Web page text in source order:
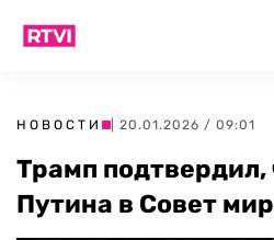
НОВОСТИ | 20.01.2026 / 09:01
Трамп подтвердил,
Путина в Совет